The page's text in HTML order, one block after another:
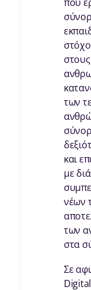
των
και
με
νέων
των
στα
Σε